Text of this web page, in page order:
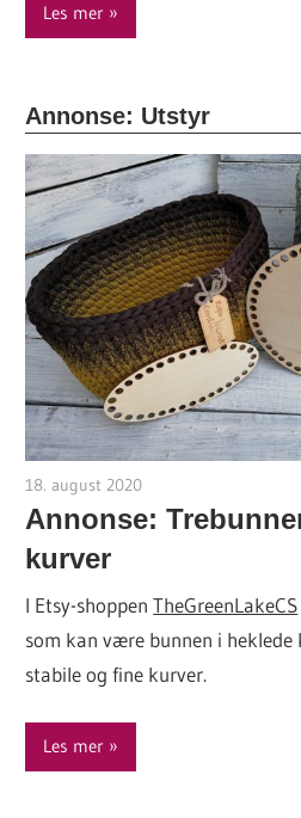
Les mer
Annonse: Utstyr
18. august 2020
Annonse:
kurver
I Etsy-shoppenTheGreenLakeCS
som kan være bunnen i heklede
stabile og fine kurver.
Les mer